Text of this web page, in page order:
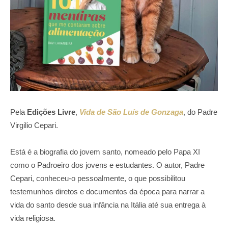
Pela Edições Livre, Vida de São Luís de Gonzaga, do Padre
Virgilio Cepari.
Está é a biografia do jovem santo, nomeado pelo Papa XI
como o Padroeiro dos jovens e estudantes. O autor, Padre
Cepari, conheceu-o pessoalmente, o que possibilitou
testemunhos diretos e documentos da época para narrar a
vida do santo desde sua infância na Itália até sua entrega à
vida religiosa.